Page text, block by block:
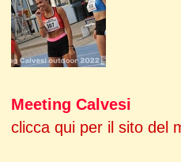
Meeting Calvesi
clicca qui per il sito del